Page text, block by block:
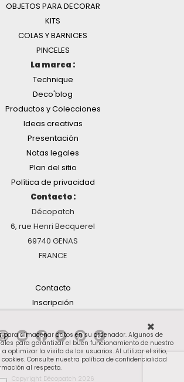
OBJETOS PARA DECORAR
KITS
COLAS Y BARNICES
PINCELES
La marca :
Technique
Deco'blog
Productos y Colecciones
Ideas creativas
Presentación
Notas legales
Plan del sitio
Política de privacidad
Contacto :
Décopatch
6, rue Henri Becquerel
69740 GENAS
FRANCE
Contacto
Inscripción
Copyright Décopatch 2026
para almacenar datos en su ordenador. Algunos de
para garantizar el buen funcionamiento de nuestro
a optimizar la visita de los usuarios. Al utilizar el sitio,
Consulte nuestra política de confidencialidad
al respecto.